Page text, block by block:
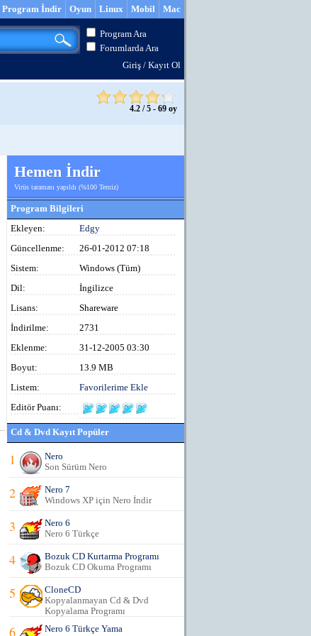
Mac
Mobil
Linux
Oyun
Program İndir
Program Ara
Forumlarda Ara
Giriş / Kayıt Ol
4.2 /5 - 69 oy
Hemen İndir
Virüs taraması yapıldı (%100 Temiz)
Program Bilgileri
Ekleyen:
Edgy
Güncellenme:
26-01-2012 07:18
Sistem:
Windows (Tüm)
Dil:
İngilizce
Lisans:
Shareware
İndirilme:
2731
Eklenme:
31-12-2005 03:30
Boyut:
13.9 MB
Listem:
Favorilerime Ekle
Editör Puanı:
Cd & Dvd Kayıt Popüler
1
Nero
Son Sürüm Nero
2
Nero 7
Windows XP için Nero İndir
3
Nero 6
Nero 6 Türkçe
4
Bozuk CD Kurtarma Programı
Bozuk CD Okuma Programı
5
CloneCD
Kopyalanmayan Cd & Dvd
Kopyalama Programı
6
Nero 6 Türkçe Yama